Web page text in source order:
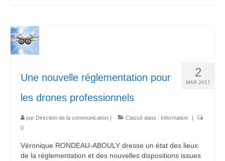
2
MAR 2017
Une nouvelle réglementation pour
les drones professionnels
par Direction de la communication | Classé dans : Information
|
0
Véronique RONDEAU-ABOULY dresse un état des lieux
de la réglementation et des nouvelles dispositions issues